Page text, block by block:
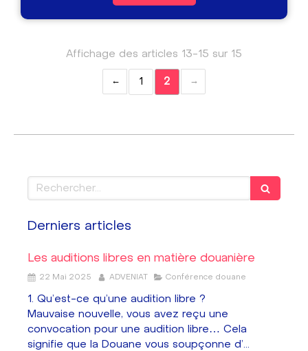
Affichage des articles 13-15 sur 15
1 2
Rechercher
Derniers articles
Les auditions libres en matière douanière
22 Mai 2025 ADVENIAT Conférence douane
1. Qu’est-ce qu’une audition libre ?
Mauvaise nouvelle, vous avez reçu une
convocation pour une audition libre… Cela
signifie que la Douane vous soupçonne d’...